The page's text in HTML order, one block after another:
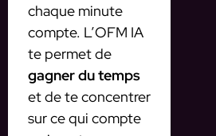
chaque minute
compte. L’OFM IA
te permet de
gagner du temps
et de te concentrer
sur ce qui compte